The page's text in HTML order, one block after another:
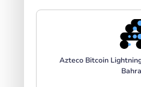
Azteco Bitcoin